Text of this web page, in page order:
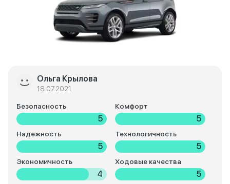
Ольга Крылова
18.07.2021
Безопасность
5
Комфорт
5
Надежность
5
Технологичность
5
Экономичность
4
Ходовые качества
5